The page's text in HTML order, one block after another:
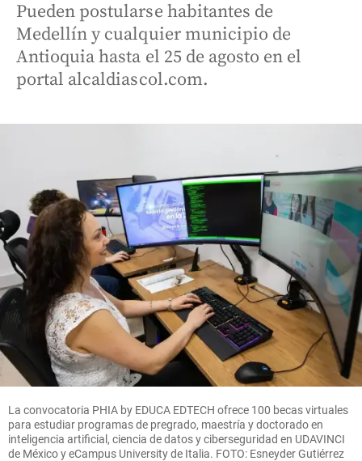
Pueden postularse habitantes de
Medellín y cualquier municipio de
Antioquia hasta el 25 de agosto en el
portal alcaldiascol.com.
La convocatoria PHIA by EDUCA EDTECH ofrece 100 becas virtuales
para estudiar programas de pregrado, maestría y doctorado en
inteligencia artificial, ciencia de datos y ciberseguridad en UDAVINCI
de México y eCampus University de Italia. FOTO: Esneyder Gutiérrez